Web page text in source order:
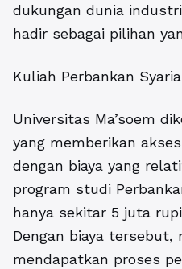
dukungan dunia
hadir sebagai pilihan
Kuliah Perbankan
Universitas Ma’soem
yang memberikan
dengan biaya yang
program studi
hanya sekitar 5 juta
Dengan biaya tersebut,
mendapatkan proses